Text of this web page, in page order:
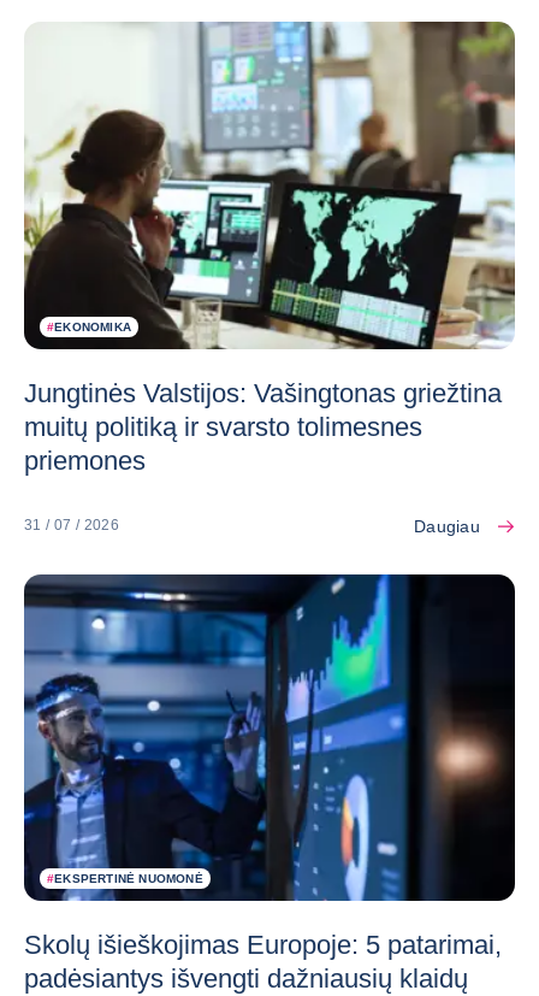
#EKONOMIKA
Jungtinės Valstijos: Vašingtonas griežtina
muitų politiką ir svarsto tolimesnes
priemones
31 / 07 / 2026 Daugiau
#EKSPERTINĖ NUOMONĖ
Skolų išieškojimas Europoje: 5 patarimai,
padėsiantys išvengti dažniausių klaidų